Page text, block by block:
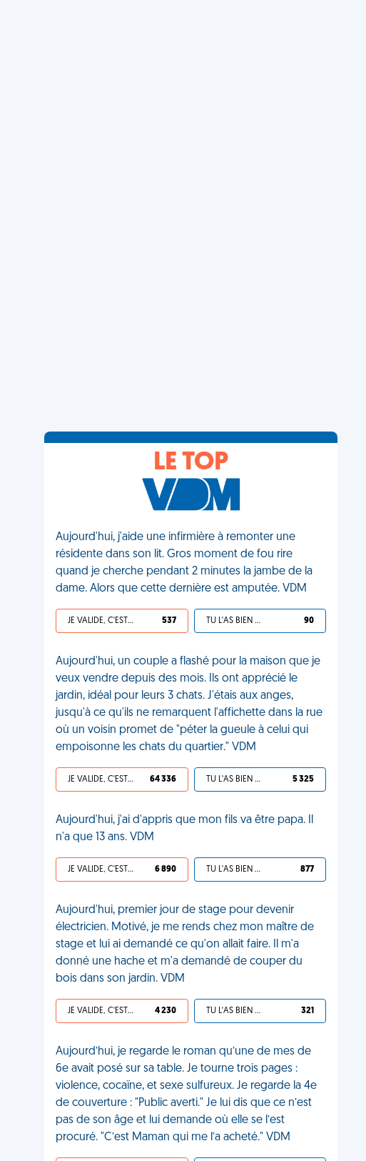
LE TOP
Aujourd'hui, j'aide une infirmière à remonter une
résidente dans son lit. Gros moment de fou rire
quand je cherche pendant 2 minutes la jambe de la
dame. Alors que cette dernière est amputée. VDM
JE VALIDE, C'EST UNE VDM 537 TU L'AS BIEN MÉRITÉ 90
Aujourd'hui, un couple a flashé pour la maison que je
veux vendre depuis des mois. Ils ont apprécié le
jardin, idéal pour leurs 3 chats. J'étais aux anges,
jusqu'à ce qu'ils ne remarquent l'affichette dans la rue
où un voisin promet de "péter la gueule à celui qui
empoisonne les chats du quartier." VDM
JE VALIDE, C'EST UNE VDM 64 336 TU L'AS BIEN MÉRITÉ 5 325
Aujourd'hui, j'ai d'appris que mon fils va être papa. Il
n'a que 13 ans. VDM
JE VALIDE, C'EST UNE VDM 6 890 TU L'AS BIEN MÉRITÉ 877
Aujourd'hui, premier jour de stage pour devenir
électricien. Motivé, je me rends chez mon maître de
stage et lui ai demandé ce qu'on allait faire. Il m'a
donné une hache et m'a demandé de couper du
bois dans son jardin. VDM
JE VALIDE, C'EST UNE VDM 4 230 TU L'AS BIEN MÉRITÉ 321
Aujourd’hui, je regarde le roman qu’une de mes de
6e avait posé sur sa table. Je tourne trois pages :
violence, cocaïne, et sexe sulfureux. Je regarde la 4e
de couverture : "Public averti." Je lui dis que ce n’est
pas de son âge et lui demande où elle se l’est
procuré. "C’est Maman qui me l’a acheté." VDM